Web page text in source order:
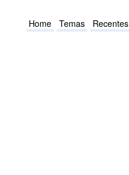
Home Temas Recentes